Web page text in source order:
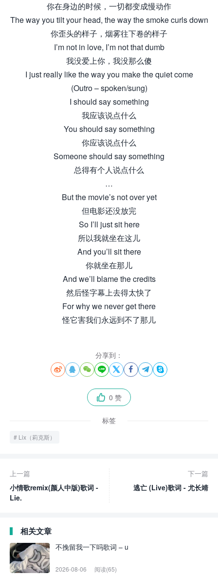
你在身边的时候，一切都变成慢动作
The way you tilt your head, the way the smoke curls down
你歪头的样子，烟雾往下卷的样子
I’m not in love, I’m not that dumb
我没爱上你，我没那么傻
I just really like the way you make the quiet come
(Outro – spoken/sung)
I should say something
我应该说点什么
You should say something
你应该说点什么
Someone should say something
总得有个人说点什么
…
But the movie’s not over yet
但电影还没放完
So I’ll just sit here
所以我就坐在这儿
And you’ll sit there
你就坐在那儿
And we’ll blame the credits
然后怪字幕上去得太快了
For why we never get there
怪它害我们永远到不了那儿
分享到：
       
 0 赞
标签
Lix（莉克斯）
上一篇
小情歌remix(颜人中版)歌词 -
Lie.
下一篇
逃亡 (Live)歌词 - 尤长靖
相关文章
不挽留我一下吗歌词 – u
2026-08-06 阅读(65)